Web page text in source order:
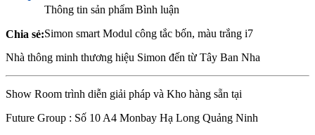
Chia sẻ:
Thông tin sản phẩm Bình luận
Simon smart Modul công tắc bốn, màu trắng i7
Nhà thông minh thương hiệu Simon đến từ Tây Ban Nha
Show Room trình diễn giải pháp và Kho hàng sẵn tại
Future Group : Số 10 A4 Monbay Hạ Long Quảng Ninh